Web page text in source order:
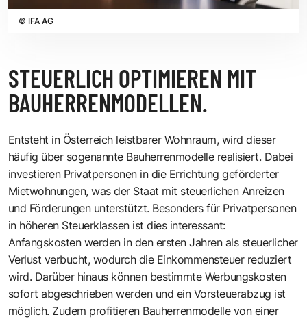
© IFA AG
STEUERLICH OPTIMIEREN MIT
BAUHERRENMODELLEN.
Entsteht in Österreich leistbarer Wohnraum, wird dieser
häufig über sogenannte Bauherrenmodelle realisiert. Dabei
investieren Privatpersonen in die Errichtung geförderter
Mietwohnungen, was der Staat mit steuerlichen Anreizen
und Förderungen unterstützt. Besonders für Privatpersonen
in höheren Steuerklassen ist dies interessant:
Anfangskosten werden in den ersten Jahren als steuerlicher
Verlust verbucht, wodurch die Einkommensteuer reduziert
wird. Darüber hinaus können bestimmte Werbungskosten
sofort abgeschrieben werden und ein Vorsteuerabzug ist
möglich. Zudem profitieren Bauherrenmodelle von einer